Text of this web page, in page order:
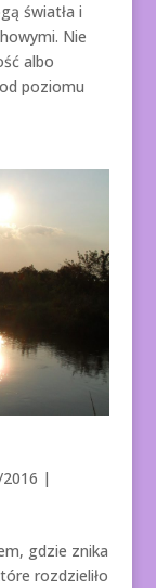
światła i
Nie
albo
poziomu
|
gdzie znika
rozdzieliło